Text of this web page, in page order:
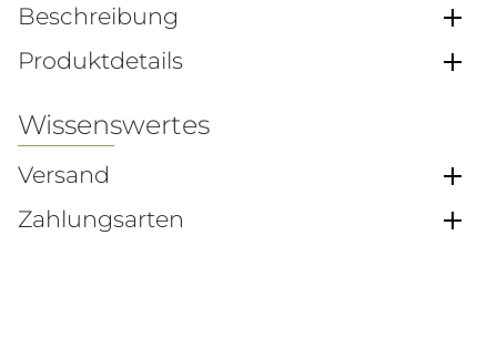
Beschreibung
Produktdetails
Wissenswertes
Versand
Zahlungsarten